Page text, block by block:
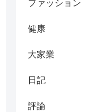
ファッション
健康
大家業
日記
評論